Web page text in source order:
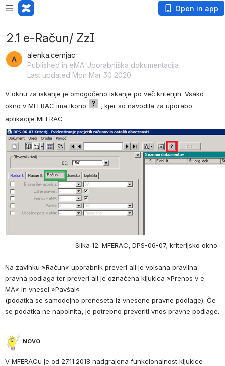
Open in app
2.1 e-Račun/ ZzI
alenka.cernjac
Published in eMA Uporabniška dokumentacija
Last updated Mon Mar 30 2020
V oknu za iskanje je omogočeno iskanje po več kriterijih. Vsako
okno v MFERAC ima ikono
, kjer so navodila za uporabo
aplikacije MFERAC.
Slika 12: MFERAC, DPS-06-07, kriterijsko okno
Na zavihku »Račun« uporabnik preveri ali je vpisana pravilna
pravna podlaga ter preveri ali je označena kljukica »Prenos v e-
MA« in vnesel »Pavšal«
(podatka se samodejno preneseta iz vnesene pravne podlage). Če
se podatka ne napolnita, je potrebno preveriti vnos pravne podlage.
NOVO
V MFERACu je od 27.11.2018 nadgrajena funkcionalnost kljukice